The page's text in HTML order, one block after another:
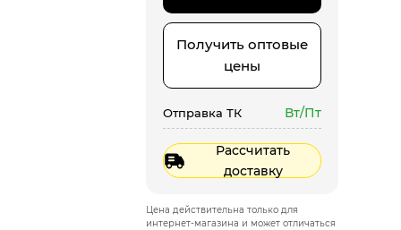
Получить оптовые
цены
Отправка ТК Вт/Пт
Рассчитать
доставку
Цена действительна только для
интернет-магазина и может отличаться